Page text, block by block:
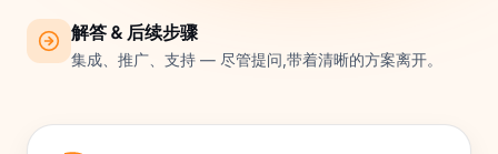
解答 & 后续步骤
集成、推广、支持 — 尽管提问,带着清晰的方案离开。